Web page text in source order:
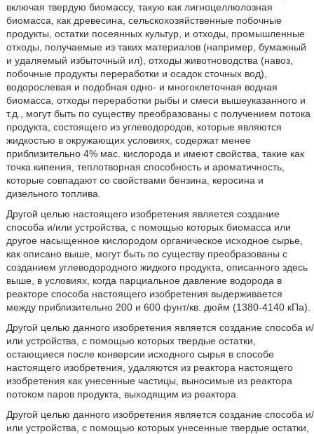
включая твердую биомассу, такую как лигноцеллюлозная
биомасса, как древесина, сельскохозяйственные побочные
продукты, остатки посеянных культур, и отходы, промышленные
отходы, получаемые из таких материалов (например, бумажный
и удаляемый избыточный ил), отходы животноводства (навоз,
побочные продукты переработки и осадок сточных вод),
водорослевая и подобная одно- и многоклеточная водная
биомасса, отходы переработки рыбы и смеси вышеуказанного и
т.д., могут быть по существу преобразованы с получением потока
продукта, состоящего из углеводородов, которые являются
жидкостью в окружающих условиях, содержат менее
приблизительно 4% мас. кислорода и имеют свойства, такие как
точка кипения, теплотворная способность и ароматичность,
которые совпадают со свойствами бензина, керосина и
дизельного топлива.
Другой целью настоящего изобретения является создание
способа и/или устройства, с помощью которых биомасса или
другое насыщенное кислородом органическое исходное сырье,
как описано выше, могут быть по существу преобразованы с
созданием углеводородного жидкого продукта, описанного здесь
выше, в условиях, когда парциальное давление водорода в
реакторе способа настоящего изобретения выдерживается
между приблизительно 200 и 600 фунт/кв. дюйм (1380-4140 кПа).
Другой целью данного изобретения является создание способа и/
или устройства, с помощью которых твердые остатки,
остающиеся после конверсии исходного сырья в способе
настоящего изобретения, удаляются из реактора настоящего
изобретения как унесенные частицы, выносимые из реактора
потоком паров продукта, выходящим из реактора.
Другой целью данного изобретения является создание способа и/
или устройства, с помощью которых унесенные твердые остатки,